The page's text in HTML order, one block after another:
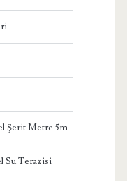
Şerit Metre 5m
Su Terazisi